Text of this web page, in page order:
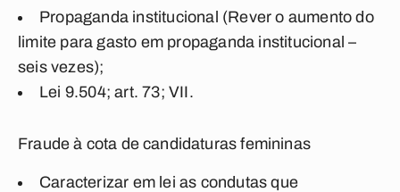
Propaganda institucional (Rever o aumento do
limite para gasto em propaganda institucional –
seis vezes);
Lei 9.504; art. 73; VII.
Fraude à cota de candidaturas femininas
Caracterizar em lei as condutas que